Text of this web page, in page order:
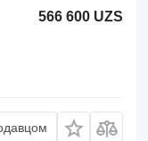
566 600 UZS